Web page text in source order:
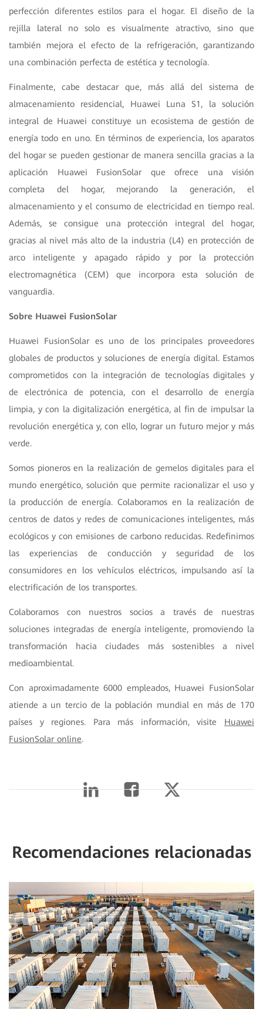
perfección diferentes estilos para el hogar. El diseño de la
rejilla lateral no solo es visualmente atractivo, sino que
también mejora el efecto de la refrigeración, garantizando
una combinación perfecta de estética y tecnología.
Finalmente, cabe destacar que, más allá del sistema de
almacenamiento residencial, Huawei Luna S1, la solución
integral de Huawei constituye un ecosistema de gestión de
energía todo en uno. En términos de experiencia, los aparatos
del hogar se pueden gestionar de manera sencilla gracias a la
aplicación Huawei FusionSolar que ofrece una visión
completa del hogar, mejorando la generación, el
almacenamiento y el consumo de electricidad en tiempo real.
Además, se consigue una protección integral del hogar,
gracias al nivel más alto de la industria (L4) en protección de
arco inteligente y apagado rápido y por la protección
electromagnética (CEM) que incorpora esta solución de
vanguardia.
Sobre Huawei FusionSolar
Huawei FusionSolar es uno de los principales proveedores
globales de productos y soluciones de energía digital. Estamos
comprometidos con la integración de tecnologías digitales y
de electrónica de potencia, con el desarrollo de energía
limpia, y con la digitalización energética, al fin de impulsar la
revolución energética y, con ello, lograr un futuro mejor y más
verde.
Somos pioneros en la realización de gemelos digitales para el
mundo energético, solución que permite racionalizar el uso y
la producción de energía. Colaboramos en la realización de
centros de datos y redes de comunicaciones inteligentes, más
ecológicos y con emisiones de carbono reducidas. Redefinimos
las experiencias de conducción y seguridad de los
consumidores en los vehículos eléctricos, impulsando así la
electrificación de los transportes.
Colaboramos con nuestros socios a través de nuestras
soluciones integradas de energía inteligente, promoviendo la
transformación hacia ciudades más sostenibles a nivel
medioambiental.
Con aproximadamente 6000 empleados, Huawei FusionSolar
atiende a un tercio de la población mundial en más de 170
países y regiones. Para más información, visite Huawei
FusionSolar online.
Recomendaciones relacionadas